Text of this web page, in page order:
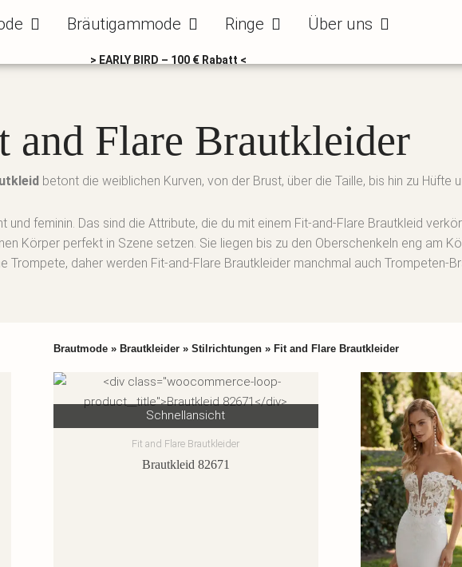
Öffne Brautmode
Bräutigammode Öffne Bräutigammode
Ringe Öffne RingeÜber uns Öffne Über uns
> EARLY BIRD – 100 € Rabatt <
and Flare Brautkleider
betont die weiblichen Kurven, von der Brust, über die Taille, bis hin zu Hüfte
und feminin. Das sind die Attribute, die du mit einem Fit-and-Flare Brautkleid
Körper perfekt in Szene setzen. Sie liegen bis zu den Oberschenkeln eng am
Trompete, daher werden Fit-and-Flare Brautkleider manchmal auch Trompeten-
Brautmode» Brautkleider» Stilrichtungen» Fit and Flare Brautkleider
Schnellansicht
Fit and Flare Brautkleider
Brautkleid 82671